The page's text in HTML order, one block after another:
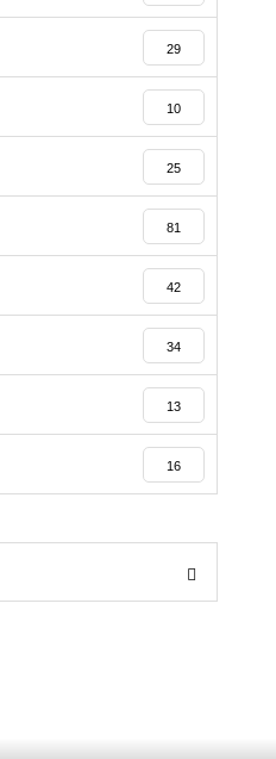
29
10
25
81
42
34
13
16